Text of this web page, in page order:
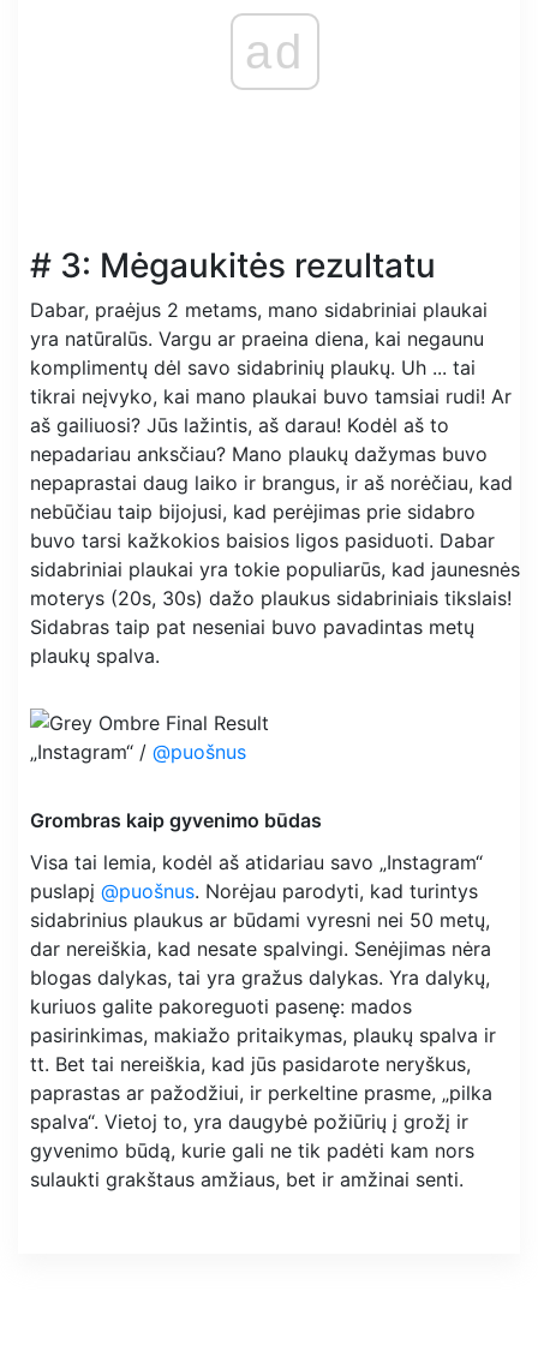
ad
# 3: Mėgaukitės rezultatu
Dabar, praėjus 2 metams, mano sidabriniai plaukai
yra natūralūs. Vargu ar praeina diena, kai negaunu
komplimentų dėl savo sidabrinių plaukų. Uh ... tai
tikrai neįvyko, kai mano plaukai buvo tamsiai rudi! Ar
aš gailiuosi? Jūs lažintis, aš darau! Kodėl aš to
nepadariau anksčiau? Mano plaukų dažymas buvo
nepaprastai daug laiko ir brangus, ir aš norėčiau, kad
nebūčiau taip bijojusi, kad perėjimas prie sidabro
buvo tarsi kažkokios baisios ligos pasiduoti. Dabar
sidabriniai plaukai yra tokie populiarūs, kad jaunesnės
moterys (20s, 30s) dažo plaukus sidabriniais tikslais!
Sidabras taip pat neseniai buvo pavadintas metų
plaukų spalva.
„Instagram“ / @puošnus
Grombras kaip gyvenimo būdas
Visa tai lemia, kodėl aš atidariau savo „Instagram“
puslapį @puošnus. Norėjau parodyti, kad turintys
sidabrinius plaukus ar būdami vyresni nei 50 metų,
dar nereiškia, kad nesate spalvingi. Senėjimas nėra
blogas dalykas, tai yra gražus dalykas. Yra dalykų,
kuriuos galite pakoreguoti pasenę: mados
pasirinkimas, makiažo pritaikymas, plaukų spalva ir
tt. Bet tai nereiškia, kad jūs pasidarote neryškus,
paprastas ar pažodžiui, ir perkeltine prasme, „pilka
spalva“. Vietoj to, yra daugybė požiūrių į grožį ir
gyvenimo būdą, kurie gali ne tik padėti kam nors
sulaukti grakštaus amžiaus, bet ir amžinai senti.